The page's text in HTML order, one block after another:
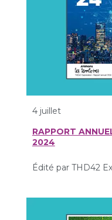
4 juillet
RAPPORT
2024
Édité par THD42